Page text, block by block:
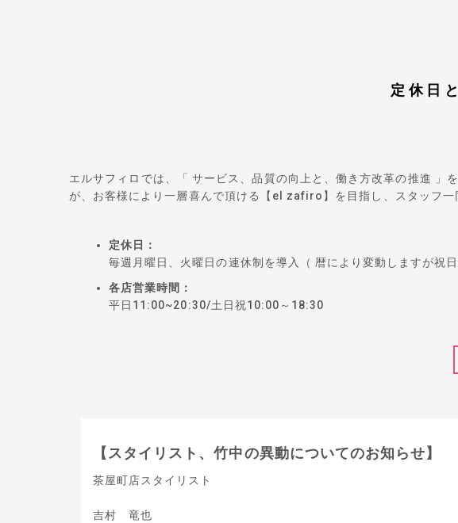
定休日
エルサフィロでは、「 サービス、品質の向上と、働き方改革の推進 」
が、お客様により一層喜んで頂ける【el zafiro】を目指し、スタッフ
定休日：
毎週月曜日、火曜日の連休制を導入（ 暦により変動しますが祝
各店営業時間：
平日11:00~20:30/土日祝10:00～18:30
【スタイリスト、竹中の異動についてのお知らせ】
茶屋町店スタイリスト
吉村 竜也